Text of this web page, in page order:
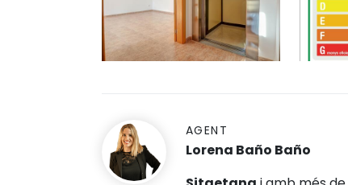
AGENT
Lorena Baño Baño